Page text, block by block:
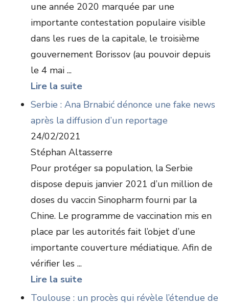
une année 2020 marquée par une
importante contestation populaire visible
dans les rues de la capitale, le troisième
gouvernement Borissov (au pouvoir depuis
le 4 mai ...
Lire la suite
Serbie : Ana Brnabić dénonce une fake news
après la diffusion d’un reportage
24/02/2021
Stéphan Altasserre
Pour protéger sa population, la Serbie
dispose depuis janvier 2021 d’un million de
doses du vaccin Sinopharm fourni par la
Chine. Le programme de vaccination mis en
place par les autorités fait l’objet d’une
importante couverture médiatique. Afin de
vérifier les ...
Lire la suite
Toulouse : un procès qui révèle l’étendue de